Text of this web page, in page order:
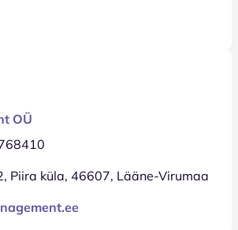
OÜ
Piira küla, 46607, Lääne-Virumaa